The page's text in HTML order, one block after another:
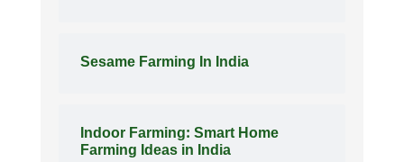
Sesame Farming In India
Indoor Farming: Smart Home
Farming Ideas in India